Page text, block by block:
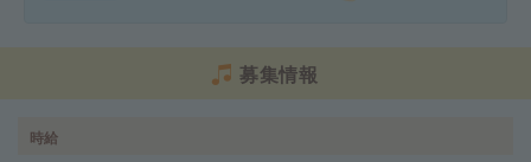
募集情報
時給